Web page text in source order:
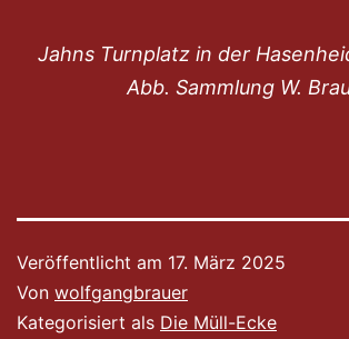
Jahns Turnplatz in der
Abb. Sammlung W.
Veröffentlicht am 17. März 2025
Von wolfgangbrauer
Kategorisiert als Die Müll-Ecke